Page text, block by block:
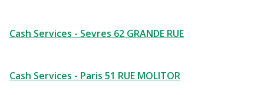
Cash Services - Sevres 62 GRANDE RUE
Cash Services - Paris 51 RUE MOLITOR